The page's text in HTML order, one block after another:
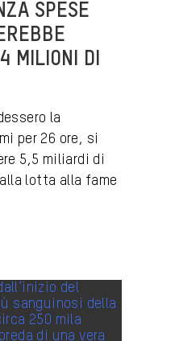
SPESE
MILIONI DI
la
per 26 ore, si
5,5 miliardi di
lotta alla fame